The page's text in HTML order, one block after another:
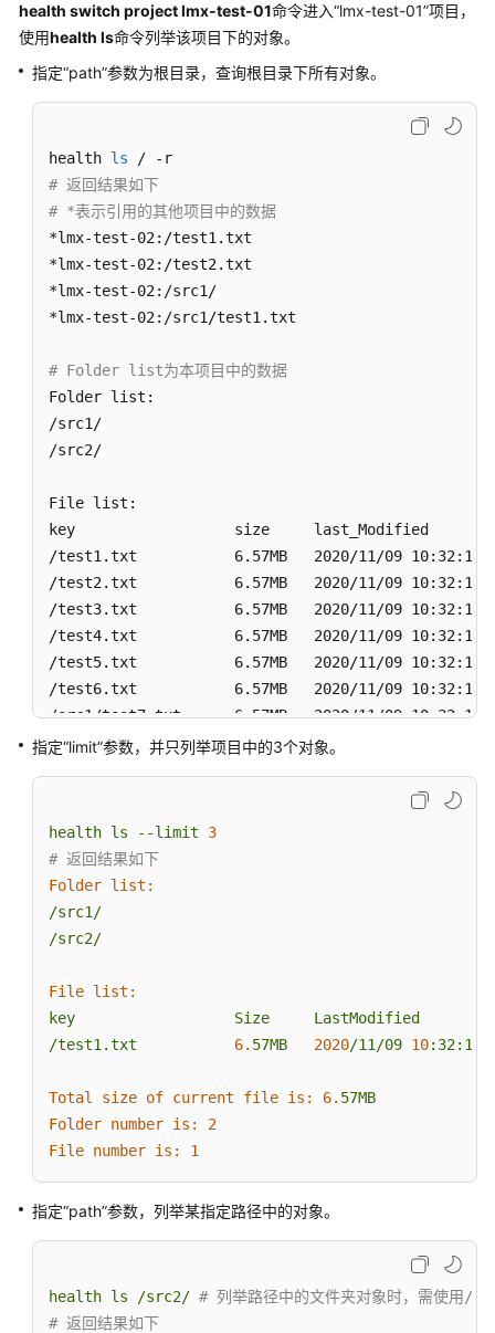
目
录
上
数
据
清
理
本
记
录
的
上
下
载
数
据
删
除
数
据
导
入
创
归
档
数
据
档
health switch project lmx-test-01命令进入“lmx-test-01”项目，
使用health ls命令列举该项目下的对象。
指定“path”参数为根目录，查询根目录下所有对象。
health ls
# 返回结果如下
# *表示引用的其他项目中的数据
*lmx-test-02:/test1.txt
*lmx-test-02:/test2.txt
*lmx-test-02:/src1/
*lmx-test-02:/src1/test1.txt
# Folder list为本项目中的数据
Folder list:
/src1/
/src2/
File list:
key                  size     last_Modified
/test1.txt           6.57MB   2020/11/09
/test2.txt           6.57MB   2020/11/09 10:32:12
/test3.txt           6.57MB   2020/11/09 10:32:12
/test4.txt           6.57MB   2020/11/09 10:32:12
/test5.txt           6.57MB   2020/11/09 10:32:12
/test6.txt           6.57MB   2020/11/09 10:32:12
/src1/test7.txt      6.57MB   2020/11/09 10:32:12
/src2/test8.txt      6.57MB   2020/11/09 10:32:12
File number is: 8
指定“limit”参数，并只列举项目中的3个对象。
health ls --limit
3
# 返回结果如下
Folder list:
/src1/
/src2/
File list:
key
Size
LastModified
/test1.txt
6. 57MB 2020/11/09 10:32:12
Total size of current file is: 6. 57MB
Folder number is:
2
File number is:
1
指定“path”参数，列举某指定路径中的对象。
health ls /src2/ # 列举路径中的文件夹对象时，需使用/
# 返回结果如下